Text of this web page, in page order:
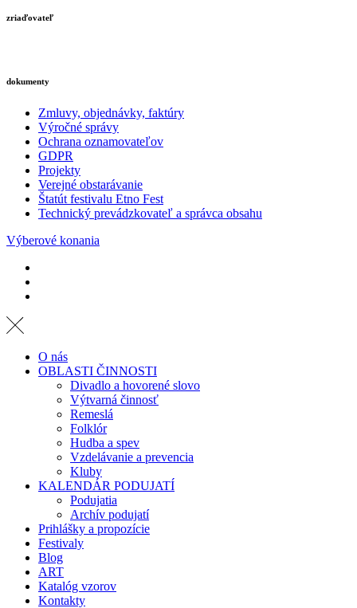
zriaďovateľ
dokumenty
Zmluvy, objednávky, faktúry
Výročné správy
Ochrana oznamovateľov
GDPR
Projekty
Verejné obstarávanie
Štatút festivalu Etno Fest
Technický prevádzkovateľ a správca obsahu
Výberové konania
O nás
OBLASTI ČINNOSTI
Divadlo a hovorené slovo
Výtvarná činnosť
Remeslá
Folklór
Hudba a spev
Vzdelávanie a prevencia
Kluby
KALENDÁR PODUJATÍ
Podujatia
Archív podujatí
Prihlášky a propozície
Festivaly
Blog
ART
Katalóg vzorov
Kontakty